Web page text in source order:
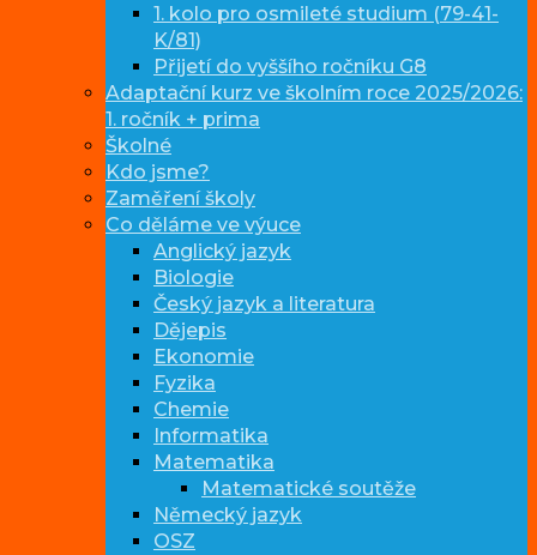
1. kolo pro osmileté studium (79-41-
K/81)
Přijetí do vyššího ročníku G8
Adaptační kurz ve školním roce 2025/2026:
1. ročník + prima
Školné
Kdo jsme?
Zaměření školy
Co děláme ve výuce
Anglický jazyk
Biologie
Český jazyk a literatura
Dějepis
Ekonomie
Fyzika
Chemie
Informatika
Matematika
Matematické soutěže
Německý jazyk
OSZ